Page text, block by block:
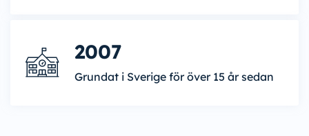
2007
Grundat i Sverige för över 15 år sedan